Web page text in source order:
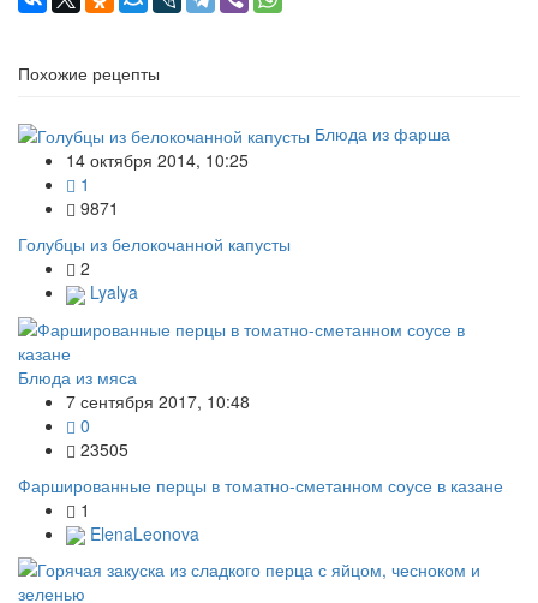
Похожие рецепты
Блюда из фарша
14 октября 2014, 10:25
1
9871
Голубцы из белокочанной капусты
2
Lyalya
Блюда из мяса
7 сентября 2017, 10:48
0
23505
Фаршированные перцы в томатно-сметанном соусе в казане
1
ElenaLeonova